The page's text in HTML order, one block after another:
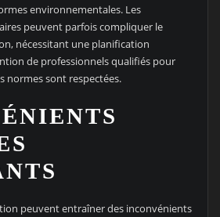
environnementales. Les
peuvent parfois compliquer le
nécessitant une planification
de professionnels qualifiés pour
normes sont respectées.
peuvent entraîner des inconvénients